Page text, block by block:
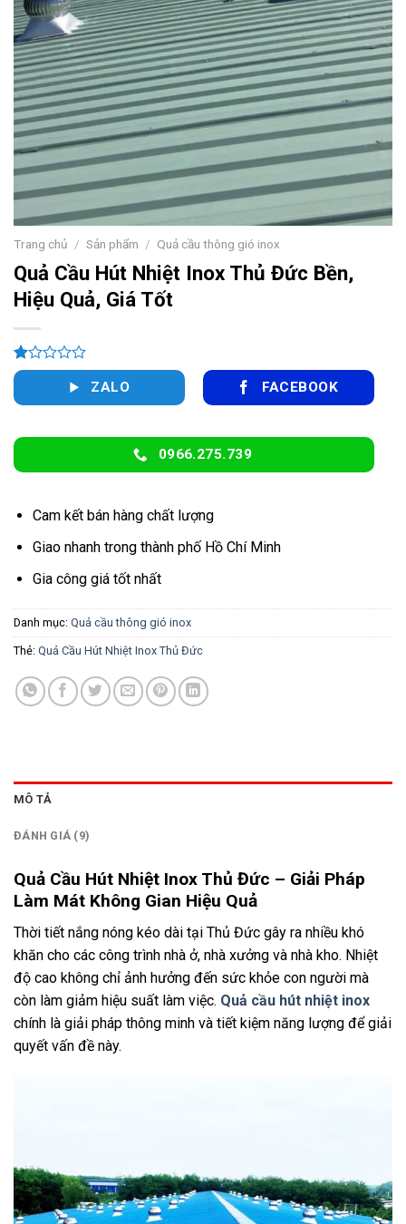
Trang chủ / Sản phẩm / Quả cầu thông gió inox
Quả Cầu Hút Nhiệt Inox Thủ Đức Bền,
Hiệu Quả, Giá Tốt
1.00
5
9
đánh
ZALO FACEBOOK
0966.275.739
Cam kết bán hàng chất lượng
Giao nhanh trong thành phố Hồ Chí Minh
Gia công giá tốt nhất
Danh mục: Quả cầu thông gió inox
Thẻ: Quả Cầu Hút Nhiệt Inox Thủ Đức
MÔ TẢ
ĐÁNH GIÁ (9)
Quả Cầu Hút Nhiệt Inox Thủ Đức – Giải Pháp
Làm Mát Không Gian Hiệu Quả
Thời tiết nắng nóng kéo dài tại Thủ Đức gây ra nhiều khó
khăn cho các công trình nhà ở, nhà xưởng và nhà kho. Nhiệt
độ cao không chỉ ảnh hưởng đến sức khỏe con người mà
còn làm giảm hiệu suất làm việc. Quả cầu hút nhiệt inox
chính là giải pháp thông minh và tiết kiệm năng lượng để giải
quyết vấn đề này.